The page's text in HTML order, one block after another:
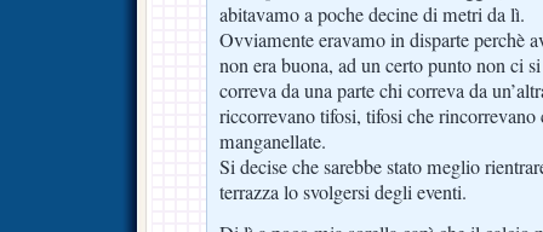
abitavamo a poche decine di metri da lì.
Ovviamente eravamo in disparte perchè
non era buona, ad un certo punto non ci
correva da una parte chi correva da
riccorrevano tifosi, tifosi che
manganellate.
Si decise che sarebbe stato meglio
terrazza lo svolgersi degli eventi.